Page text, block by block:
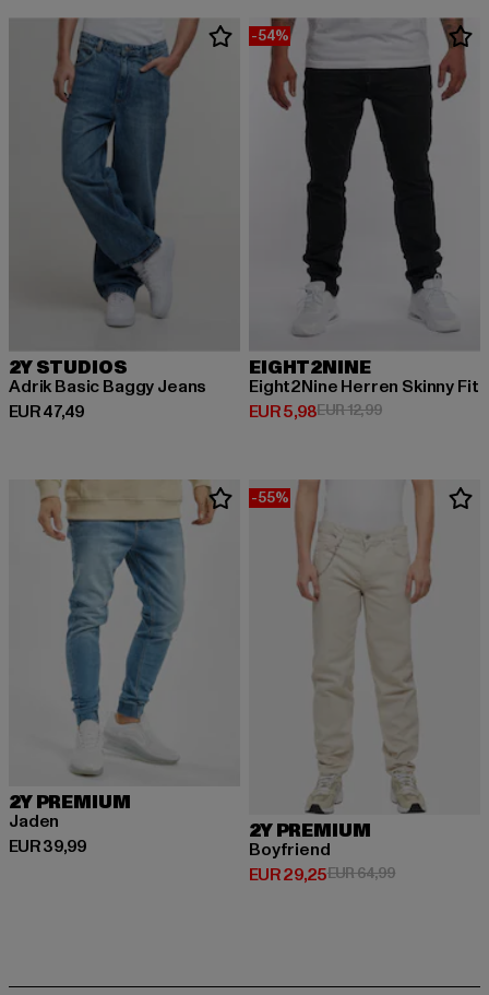
2Y STUDIOS
Adrik Basic Baggy Jeans
EUR 47,49
Huidige prijs: EUR 47,49
-54%
EIGHT2NINE
Eight2Nine Herren Skinny Fit
EUR 5,98
Huidige prijs: EUR 5,98
EUR 12,99Actieprijs: EUR
2Y PREMIUM
Jaden
EUR 39,99
Huidige prijs: EUR 39,99
-55%
2Y PREMIUM
Boyfriend
EUR 29,25
Huidige prijs: EUR 29,25
EUR 64,99Actieprijs: